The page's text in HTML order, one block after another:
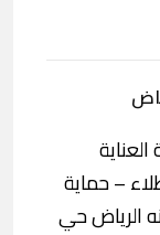
العناية
– حماية
الرياض حي